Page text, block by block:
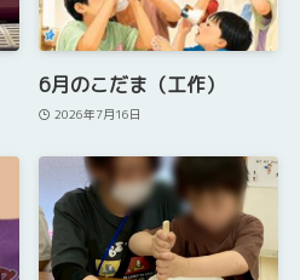
6月のこだま（工作）
2026年7月16日